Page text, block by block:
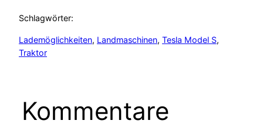
Schlagwörter:
Lademöglichkeiten, Landmaschinen, Tesla Model S
Traktor
Kommentare